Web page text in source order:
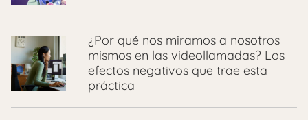
¿Por qué nos miramos a nosotros
mismos en las videollamadas? Los
efectos negativos que trae esta
práctica